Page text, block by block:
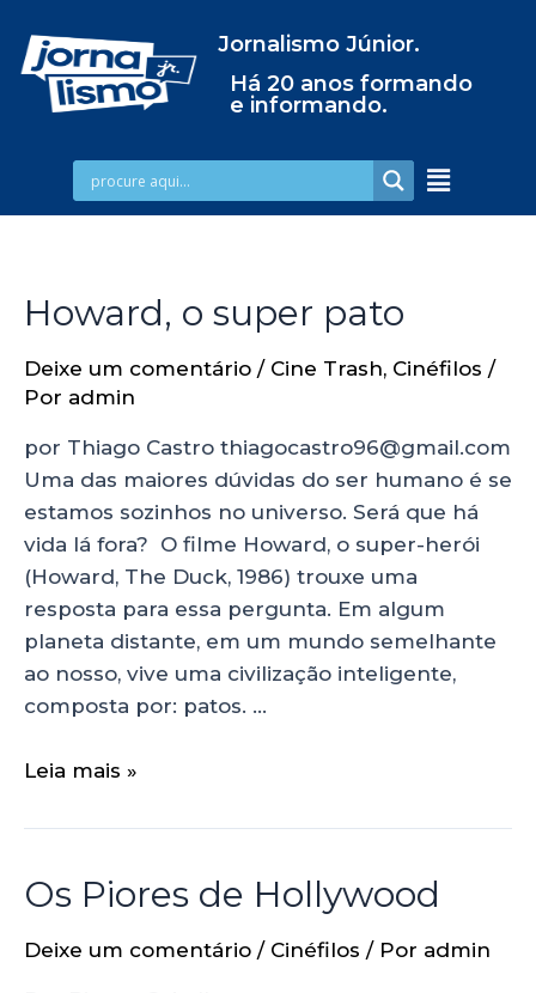
Jornalismo Júnior.
Há 20 anos formando
e informando.
Howard, o super pato
Deixe um comentário / Cine Trash, Cinéfilos /
Por admin
por Thiago Castro thiagocastro96@gmail.com
Uma das maiores dúvidas do ser humano é se
estamos sozinhos no universo. Será que há
vida lá fora? O filme Howard, o super-herói
(Howard, The Duck, 1986) trouxe uma
resposta para essa pergunta. Em algum
planeta distante, em um mundo semelhante
ao nosso, vive uma civilização inteligente,
composta por: patos. …
Leia mais »
Os Piores de Hollywood
Deixe um comentário / Cinéfilos / Por admin